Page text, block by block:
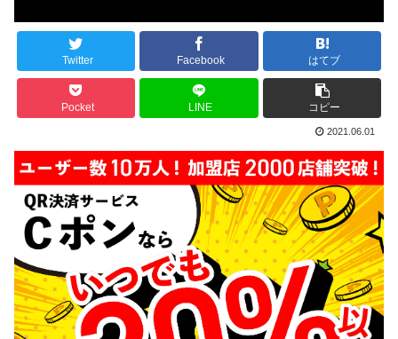
Twitter Facebook はてブ
Pocket LINE コピー
2021.06.01